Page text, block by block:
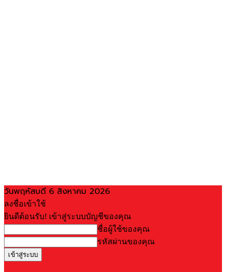
วันพฤหัสบดี 6 สิงหาคม 2026
ลงชื่อเข้าใช้
ยินดีต้อนรับ! เข้าสู่ระบบบัญชีของคุณ
ชื่อผู้ใช้ของคุณ
รหัสผ่านของคุณ